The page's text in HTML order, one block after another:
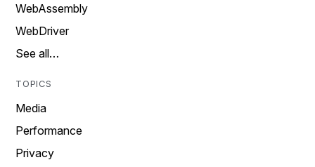
WebAssembly
WebDriver
See all…
TOPICS
Media
Performance
Privacy